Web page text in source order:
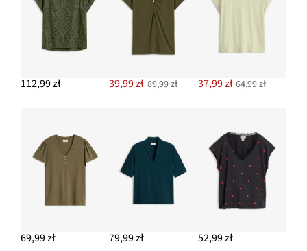
DODAJ DO KOSZYKA
Kolczyki kółka
64,99 zł
DODAJ DO KOSZYKA
112,99 zł 39,99 zł 89,99 zł 37,99 zł 64,99 zł
69,99 zł 79,99 zł 52,99 zł